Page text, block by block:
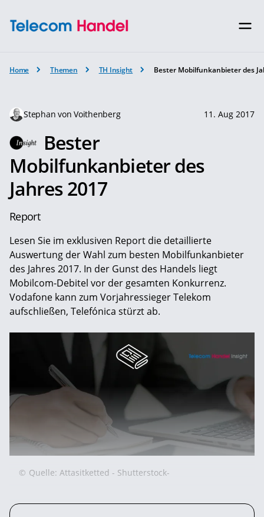
Home Themen TH Insight Bester Mobilfunkanbieter des
Stephan von Voithenberg 11. Aug 2017
Bester
Mobilfunkanbieter des
Jahres 2017
Report
Lesen Sie im exklusiven Report die detaillierte
Auswertung der Wahl zum besten Mobilfunkanbieter
des Jahres 2017. In der Gunst des Handels liegt
Mobilcom-Debitel vor der gesamten Konkurrenz.
Vodafone kann zum Vorjahressieger Telekom
aufschließen, Telefónica stürzt ab.
© Quelle: Attasitketted - Shutterstock-